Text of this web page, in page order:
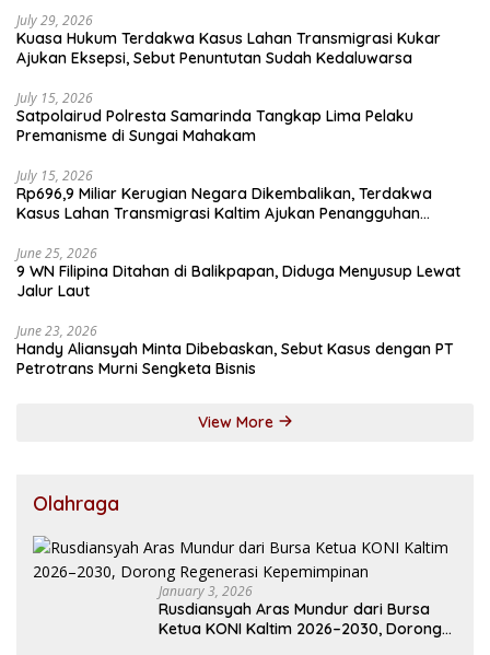
July 29, 2026
Kuasa Hukum Terdakwa Kasus Lahan Transmigrasi Kukar
Ajukan Eksepsi, Sebut Penuntutan Sudah Kedaluwarsa
July 15, 2026
Satpolairud Polresta Samarinda Tangkap Lima Pelaku
Premanisme di Sungai Mahakam
July 15, 2026
Rp696,9 Miliar Kerugian Negara Dikembalikan, Terdakwa
Kasus Lahan Transmigrasi Kaltim Ajukan Penangguhan
June 25, 2026
9 WN Filipina Ditahan di Balikpapan, Diduga Menyusup Lewat
Jalur Laut
June 23, 2026
Handy Aliansyah Minta Dibebaskan, Sebut Kasus dengan PT
Petrotrans Murni Sengketa Bisnis
View More
Olahraga
January 3, 2026
Rusdiansyah Aras Mundur dari Bursa
Ketua KONI Kaltim 2026–2030, Dorong